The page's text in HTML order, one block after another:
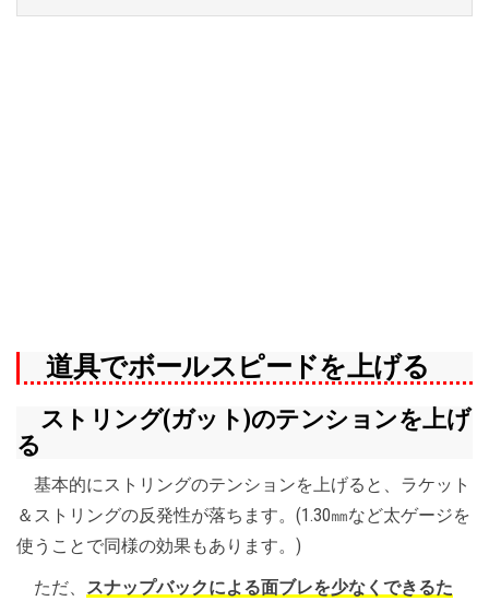
道具でボールスピードを上げる
ストリング(ガット)のテンションを上げ
る
基本的にストリングのテンションを上げると、ラケット
＆ストリングの反発性が落ちます。(1.30㎜など太ゲージを
使うことで同様の効果もあります。)
ただ、
スナップバックによる面ブレを少なくできるた